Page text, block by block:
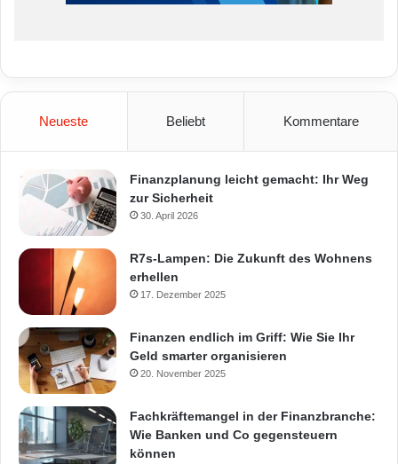
Neueste Beliebt Kommentare
Finanzplanung leicht gemacht: Ihr Weg
zur Sicherheit
30. April 2026
R7s-Lampen: Die Zukunft des Wohnens
erhellen
17. Dezember 2025
Finanzen endlich im Griff: Wie Sie Ihr
Geld smarter organisieren
20. November 2025
Fachkräftemangel in der Finanzbranche:
Wie Banken und Co gegensteuern
können